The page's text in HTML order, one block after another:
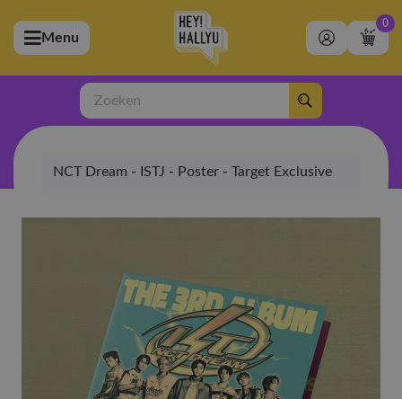
(Artiesten)
(Merchandise)
(Exclusive)
(Winkel)
Menu
0
Zoeken
NCT Dream - ISTJ - Poster - Target Exclusive